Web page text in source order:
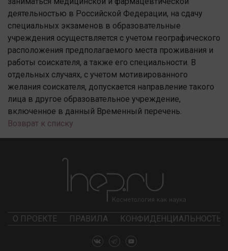
деятельностью в Российской Федерации, на сдачу
специальных экзаменов в образовательные
учреждения осуществляется с учетом географического
расположения предполагаемого места проживания и
работы соискателя, а также его специальности. В
отдельных случаях, с учетом мотивированного
желания соискателя, допускается направление такого
лица в другое образовательное учреждение,
включенное в данный Временный перечень.
Возврат к списку
О ПРОЕКТЕ ПРАВИЛА КОНФИДЕНЦИАЛЬНОСТЬ